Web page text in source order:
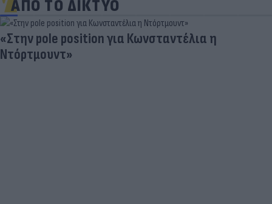
ΑΠΟ ΤΟ ΔΙΚΤΥΟ
«Στην pole position για Κωνσταντέλια η
Ντόρτμουντ»